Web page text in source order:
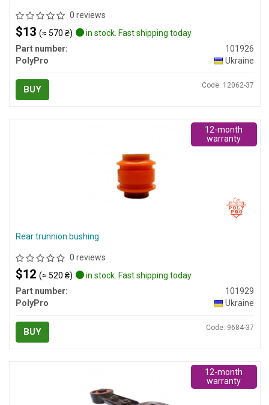
0 reviews
$13 (≈ 570 ₴)
in stock. Fast shipping today
Part number:
101926
PolyPro
Ukraine
BUY Code: 12062-37
Rear trunnion bushing
0 reviews
$12 (≈ 520 ₴)
in stock. Fast shipping today
Part number:
101929
PolyPro
Ukraine
BUY Code: 9684-37
12-month
warranty
12-month
warranty